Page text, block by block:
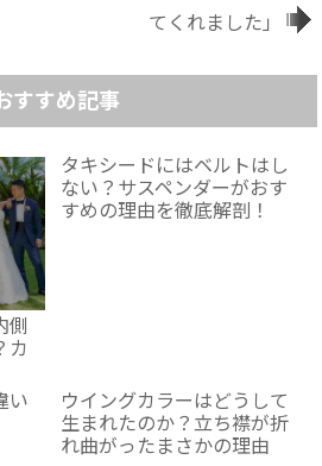
てくれました」
すすめ記事
側
カ
タキシードにはベルトはし
ない？サスペンダーがおす
すめの理由を徹底解剖！
い
ウイングカラーはどうして
生まれたのか？立ち襟が折
れ曲がったまさかの理由